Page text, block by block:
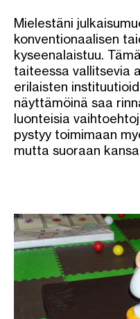
Mielestäni
konventionaalisen
kyseenalaistuu.
taiteessa vallitsevia
erilaisten
näyttämöinä saa
luonteisia
pystyy toimimaan
mutta suoraan